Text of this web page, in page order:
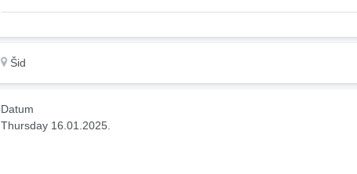
Šid
Datum
Thursday 16.01.2025.